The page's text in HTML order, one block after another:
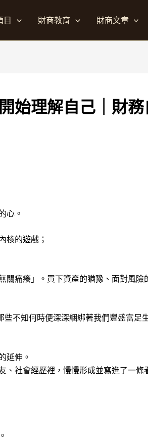
目 財商教育 財商文章
始理解自己｜財務
心。
核的遊戲；
痛癢」。買下資產的猶豫、面對風險
不知何時便深深綑綁著我們豐盛富
延伸。
社會經歷裡，慢慢形成並寫進了一條